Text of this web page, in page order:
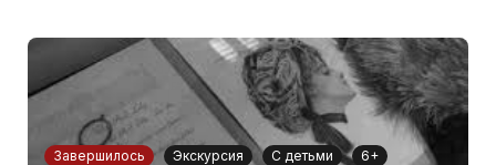
Завершилось Экскурсия С детьми
6+